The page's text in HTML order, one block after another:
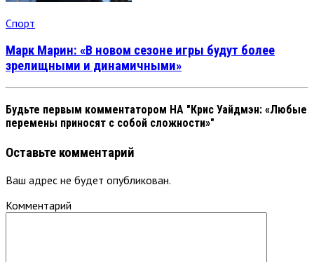
Спорт
Марк Марин: «В новом сезоне игры будут более
зрелищными и динамичными»
Будьте первым комментатором НА "Крис Уайдмэн: «Любые
перемены приносят с собой сложности»"
Оставьте комментарий
Ваш адрес не будет опубликован.
Комментарий